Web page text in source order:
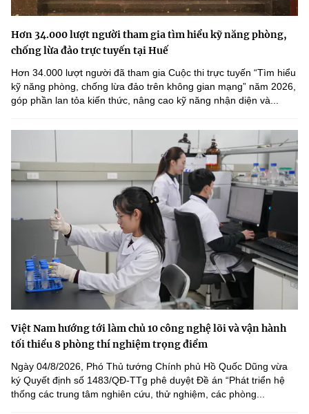
Hơn 34.000 lượt người tham gia tìm hiểu kỹ năng phòng,
chống lừa đảo trực tuyến tại Huế
Hơn 34.000 lượt người đã tham gia Cuộc thi trực tuyến “Tìm hiểu
kỹ năng phòng, chống lừa đảo trên không gian mạng” năm 2026,
góp phần lan tỏa kiến thức, nâng cao kỹ năng nhận diện và...
Việt Nam hướng tới làm chủ 10 công nghệ lõi và vận hành
tối thiểu 8 phòng thí nghiệm trọng điểm
Ngày 04/8/2026, Phó Thủ tướng Chính phủ Hồ Quốc Dũng vừa
ký Quyết định số 1483/QĐ-TTg phê duyệt Đề án “Phát triển hệ
thống các trung tâm nghiên cứu, thử nghiệm, các phòng...